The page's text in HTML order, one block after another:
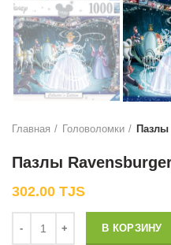
Главная Головоломки Пазлы
Пазлы
302.00 TJS
В КОРЗИНУ